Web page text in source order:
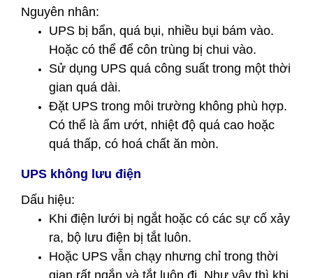
Nguyên nhân:
UPS bị bẩn, quá bụi, nhiều bụi bám vào.
Hoặc có thể để côn trùng bị chui vào.
Sử dụng UPS quá công suất trong một thời
gian quá dài.
Đặt UPS trong môi trường không phù hợp.
Có thể là ẩm ướt, nhiệt độ quá cao hoặc
quá thấp, có hoá chất ăn mòn.
UPS không lưu điện
Dấu hiệu:
Khi điện lưới bị ngắt hoặc có các sự cố xảy
ra, bộ lưu điện bị tắt luôn.
Hoặc UPS vẫn chạy nhưng chỉ trong thời
gian rất ngắn và tắt luôn đi. Như vậy thì khi